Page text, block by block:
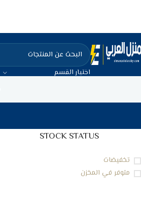
اختيار القسم
STOCK STATUS
تخفيضات
متوفر في المخزن